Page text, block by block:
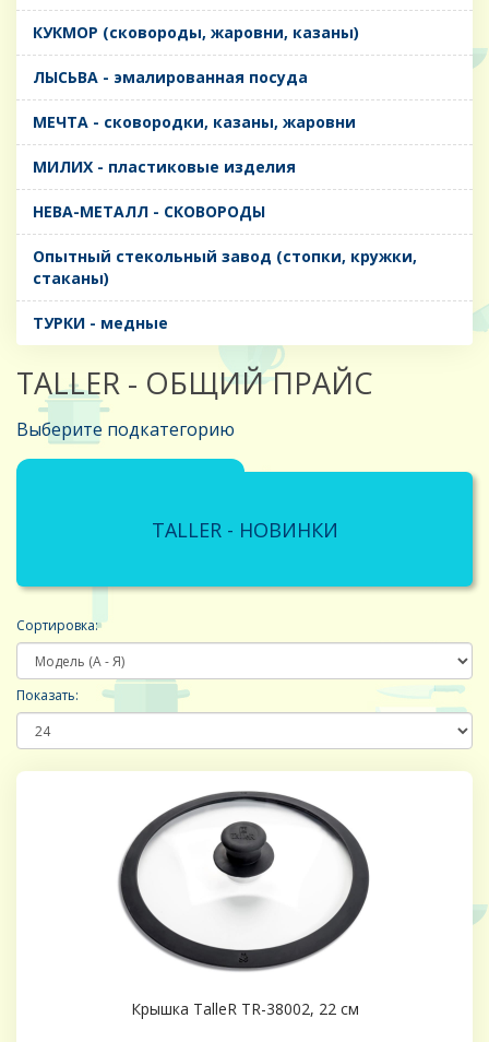
КУКМОР (сковороды, жаровни, казаны)
ЛЫСЬВА - эмалированная посуда
МЕЧТА - сковородки, казаны, жаровни
МИЛИХ - пластиковые изделия
НЕВА-МЕТАЛЛ - СКОВОРОДЫ
Опытный стекольный завод (стопки, кружки,
стаканы)
ТУРКИ - медные
TALLER - ОБЩИЙ ПРАЙС
Выберите подкатегорию
TALLER - НОВИНКИ
Сортировка:
Показать:
Крышка TalleR TR-38002, 22 см